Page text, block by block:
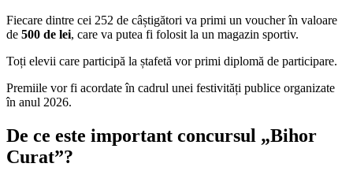
Fiecare dintre cei 252 de câștigători va primi un voucher în valoare
de 500 de lei, care va putea fi folosit la un magazin sportiv.
Toți elevii care participă la ștafetă vor primi diplomă de participare.
Premiile vor fi acordate în cadrul unei festivități publice organizate
în anul 2026.
De ce este important concursul „Bihor
Curat”?